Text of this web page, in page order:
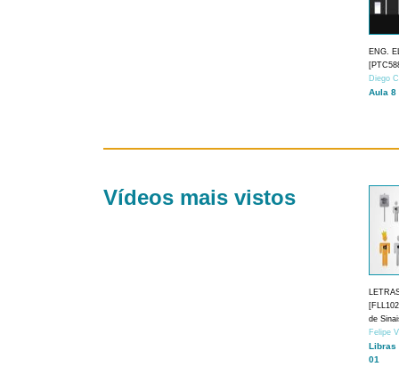
ENG.
Diego
Aula 8
Vídeos mais vistos
de
Felipe
Libras
01